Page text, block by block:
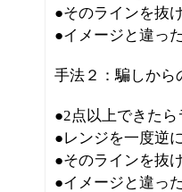
●そのラインを抜
●イメージと違っ
手法２：騙しから
●2点以上できたら
●レンジを一度逆
●そのラインを抜
●イメージと違っ